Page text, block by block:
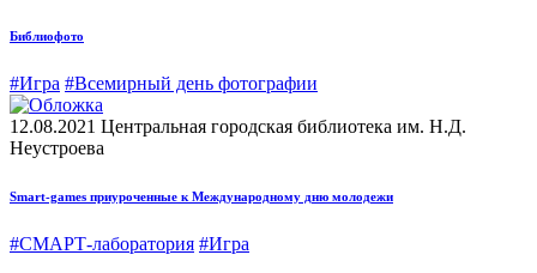
Библиофото
#Игра #Всемирный день фотографии
12.08.2021 Центральная городская библиотека им. Н.Д.
Неустроева
Smart-games приуроченные к Международному дню молодежи
#СМАРТ-лаборатория #Игра